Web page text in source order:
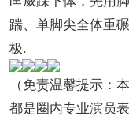
踹、单脚尖全体重
极.
（免责温馨提示：
都是圈内专业演员